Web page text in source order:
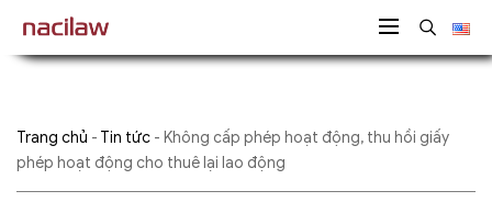
Trang chủ - Tin tức - Không cấp phép hoạt động, thu hồi giấy
phép hoạt động cho thuê lại lao động